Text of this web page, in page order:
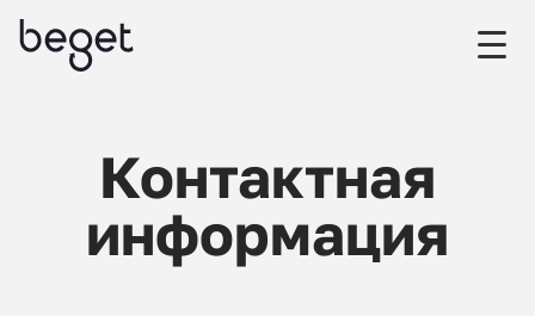
Контактная
информация